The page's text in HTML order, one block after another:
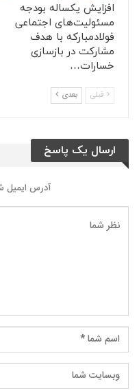
افزایش یکساله بودجه
مسئولیت‌های اجتماعی
فولادمبارکه با هدف
مشارکت در بازسازی
خسارات…
قبلی بعدی
ارسال یک پاسخ
آدرس ایمیل